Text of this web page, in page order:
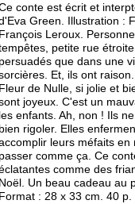
conte est écrit et
Green. Illustration :
Leroux.
petite rue
que dans une
Et, ils ont
de Nulle, si jolie et
joyeux. C'est un
enfants. Ah, non ! Ils
rigoler. Elles
leurs méfaits
comme ça. Ce
comme des
Un beau cadeau au
: 28 x 33 cm. 40